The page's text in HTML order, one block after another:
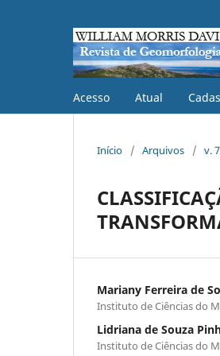
Acesso Atual
Início / Arquivos / v.
Mariany Ferreira de
Instituto de Ciências do
Lidriana de Souza
Instituto de Ciências do